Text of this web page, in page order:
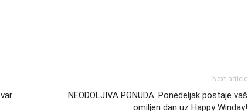
Next article
NEODOLJIVA PONUDA: Ponedeljak postaje vaš
omiljen dan uz Happy Winday!